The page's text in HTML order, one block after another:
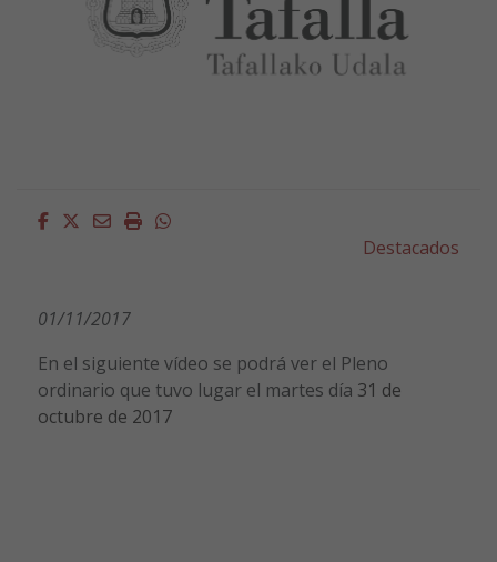
Facebook
Twitter
EmailImprimirWhatsapp
Destacados
01/11/2017
En el siguiente vídeo se podrá ver el Pleno
ordinario que tuvo lugar el martes día 31 de
octubre de 2017